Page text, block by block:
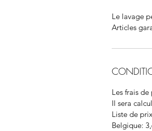
Le lavage
Articles
Les frais
Il sera
Liste de
Belgique: